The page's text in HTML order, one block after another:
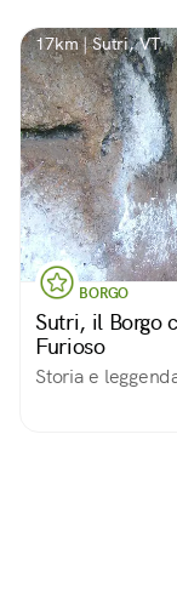
17km | Sutri, VT
BORGO
Sutri, il Borgo
Furioso
Storia e